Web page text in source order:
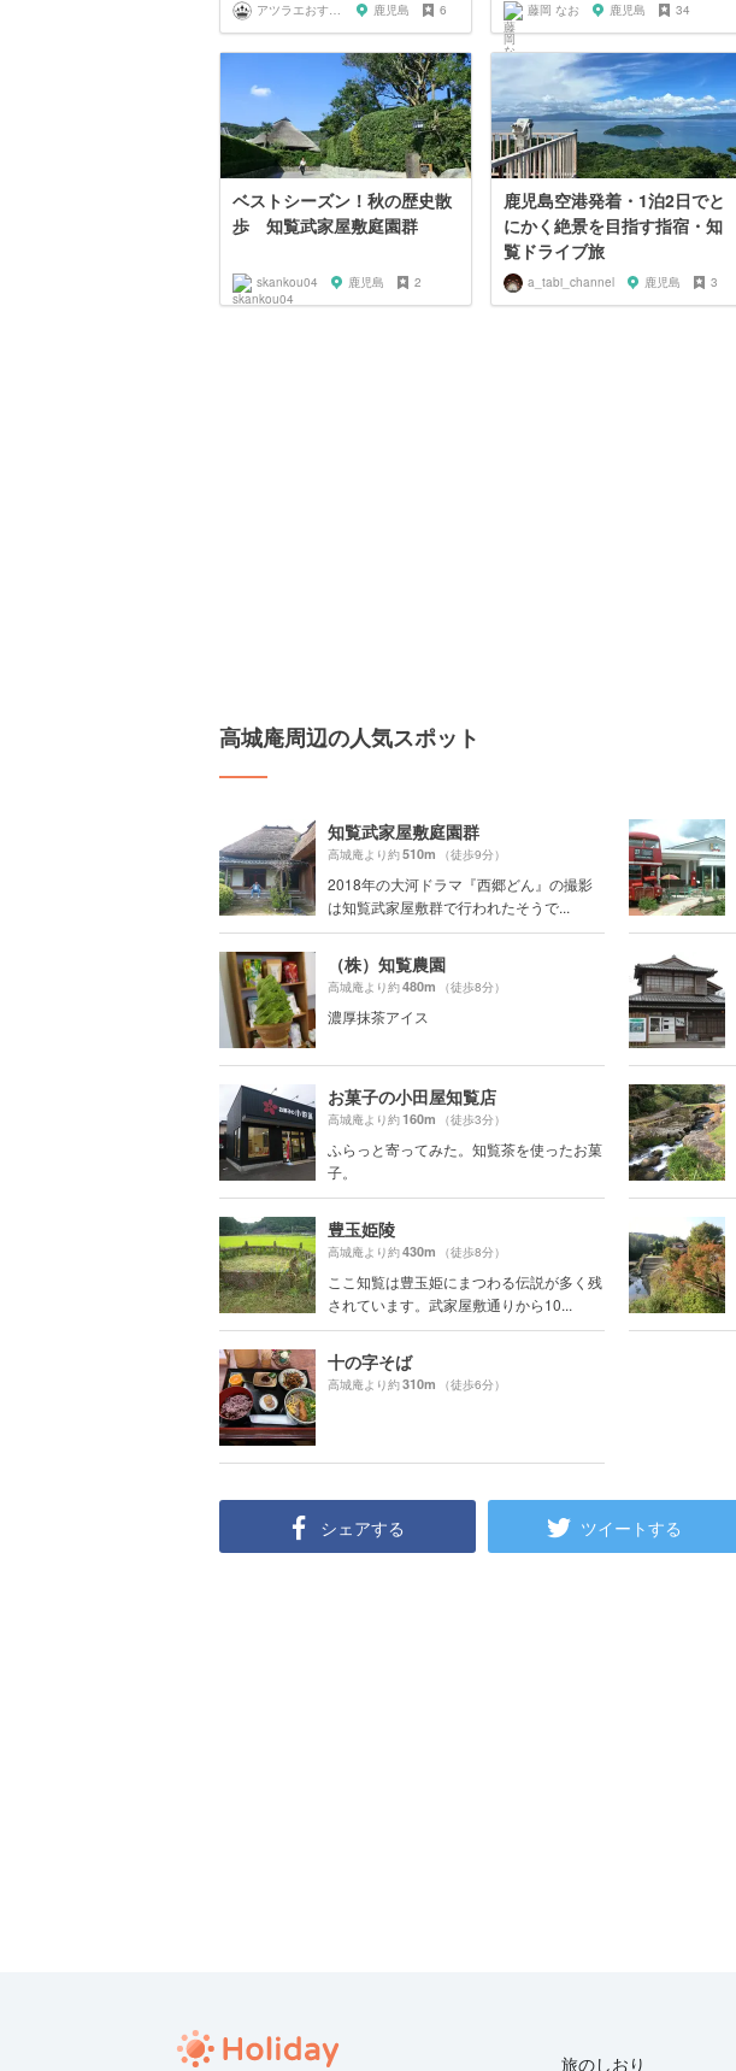
アツラエおすすめ旅プラン！ 鹿児島 6 藤岡 なお 鹿児島 34
ベストシーズン！秋の歴史散
歩 知覧武家屋敷庭園群
skankou04 鹿児島 2
鹿児島空港発着・1泊2日でと
にかく絶景を目指す指宿・知
覧ドライブ旅
a_tabi_channel 鹿児島 3
高城庵周辺の人気スポット
知覧武家屋敷庭園群
高城庵より約510m （徒歩9分）
2018年の大河ドラマ『西郷どん』の撮影
は知覧武家屋敷群で行われたそうで...
（株）知覧農園
高城庵より約480m （徒歩8分）
濃厚抹茶アイス
お菓子の小田屋知覧店
高城庵より約160m （徒歩3分）
ふらっと寄ってみた。知覧茶を使ったお菓
子。
豊玉姫陵
高城庵より約430m （徒歩8分）
ここ知覧は豊玉姫にまつわる伝説が多く残
されています。武家屋敷通りから10...
十の字そば
高城庵より約310m （徒歩6分）
シェアする ツイートする
旅のしおり